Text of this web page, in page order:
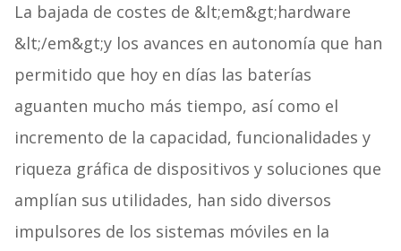
La bajada de costes de &lt;em&gt;hardware
&lt;/em&gt;y los avances en autonomía que han
permitido que hoy en días las baterías
aguanten mucho más tiempo, así como el
incremento de la capacidad, funcionalidades y
riqueza gráfica de dispositivos y soluciones que
amplían sus utilidades, han sido diversos
impulsores de los sistemas móviles en la